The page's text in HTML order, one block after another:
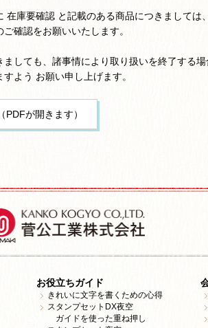
在庫要確認 と記載のある商品につきましては
確認をお願いいたします。
しても、諸事情により取り扱いを終了する場
よう お願い申し上げます。
PDFが開きます）
お役立ちガイド
きれいに文字を書くための心得
スタンプセットDX夜空
ガイドを使った重ね押し